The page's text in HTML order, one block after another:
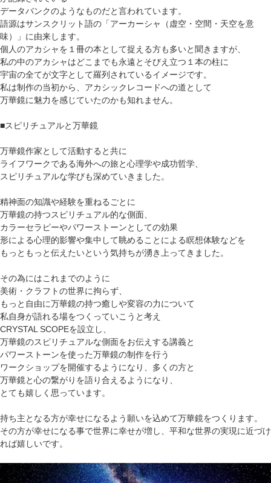
データバンクのようなものだと言われています。
語源はサンスクリット語の「アーカーシャ（虚空・空間・天空を意
味）」に由来します。
個人のアカシャを１冊の本として捉える方も多いと聞きますが、
私の中のアカシャはどこまでも永遠とそびえ立つ１本の柱に
宇宙の全てが文字として羅列されているイメージです。
私は制作の当初から、アカシックレコードへの道として
万華鏡に魅力を感じていたのかも知れません。
■スピリチュアルと万華鏡
万華鏡作家として活動すると共に
ライフワークである海外への旅と心理学や成功哲学、
スピリチュアルな学びも深めていきました。
精神面の知識や経験を重ねるごとに
万華鏡の持つスピリチュアル的な側面、
カラーセラピーやパワーストーンとしての効果
形による心理的影響や集中して眺めることによる瞑想体験などを
もっともっと伝えたいという気持ちが湧き上ってきました。
その為にはこれまでのように
美術・クラフトの世界に拘らず、
もっと自由に万華鏡の持つ癒しや変容の力について
私自身が語れる場をつくっていこうと考え
CRYSTAL SCOPEを設立し、
万華鏡のスピリチュアルな側面をお伝えする講義と
パワーストーンを使った万華鏡の制作を行う
ワークショップを開催するようになり、多くの方と
万華鏡と心の繋がりを語り合えるようになり、
とても嬉しく思っています。
持ち主となる方が幸せになるよう願いを込めて万華鏡をつくります。
その方が幸せになる事で世界に幸せが増し、平和な世界の実現に近づけ
れば嬉しいです。